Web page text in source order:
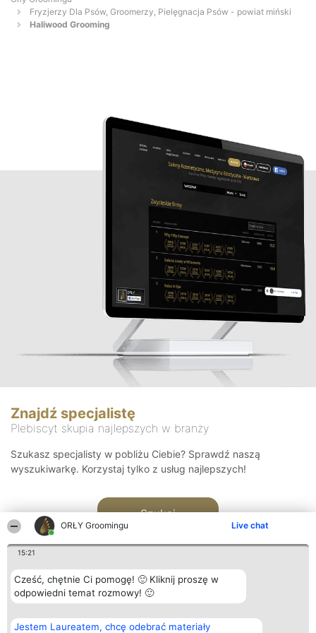
ORŁY Groomingu Live chat
15:21
Cześć, chętnie Ci pomogę! 🙂 Kliknij proszę w
odpowiedni temat rozmowy! 🙂
Jestem Laureatem, chcę odebrać materiały
Fryzjerzy Dla Psów, Groomerzy, Pielęgnacja Psów - powiat miński
Haliwood Grooming
Znajdź specjalistę
Plebiscyt skupia najlepszych w branży
Szukasz specjalisty w pobliżu Ciebie? Sprawdź naszą
wyszukiwarkę. Korzystaj tylko z usług najlepszych!
Szukaj
Organizator plebiscytu
Bright Side Solutions sp. z o.
Plebiscyt
Laureaci
Kontakt
Kontakt